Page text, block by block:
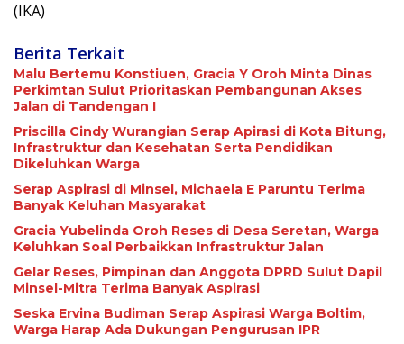
(IKA)
Berita Terkait
Malu Bertemu Konstiuen, Gracia Y Oroh Minta Dinas
Perkimtan Sulut Prioritaskan Pembangunan Akses
Jalan di Tandengan I
Priscilla Cindy Wurangian Serap Apirasi di Kota Bitung,
Infrastruktur dan Kesehatan Serta Pendidikan
Dikeluhkan Warga
Serap Aspirasi di Minsel, Michaela E Paruntu Terima
Banyak Keluhan Masyarakat
Gracia Yubelinda Oroh Reses di Desa Seretan, Warga
Keluhkan Soal Perbaikkan Infrastruktur Jalan
Gelar Reses, Pimpinan dan Anggota DPRD Sulut Dapil
Minsel-Mitra Terima Banyak Aspirasi
Seska Ervina Budiman Serap Aspirasi Warga Boltim,
Warga Harap Ada Dukungan Pengurusan IPR